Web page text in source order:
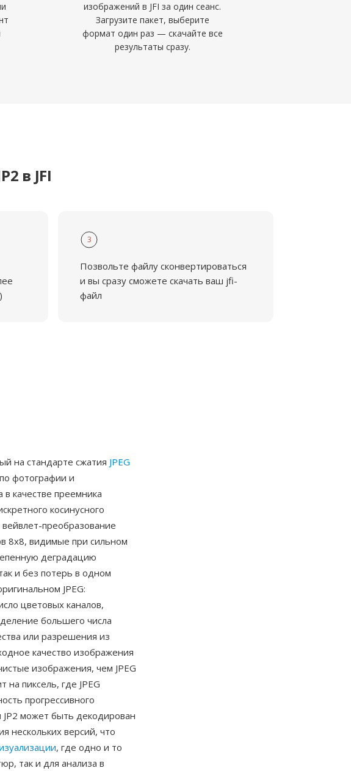
изображений в JFI за один сеанс.
Загрузите пакет, выберите
формат один раз — скачайте все
результаты сразу.
в JFI
3
Позвольте файлу сконвертироваться
и вы сразу сможете скачать ваш jfi-
файл
на стандарте сжатия JPEG
фотографии и
качестве преемника
косинусного
вейвлет-преобразование
8x8, видимые при сильном
деградацию
и без потерь в одном
JPEG:
цветовых каналов,
большего числа
или разрешения из
качество изображения
изображения, чем JPEG
пиксель, где JPEG
прогрессивного
может быть декодирован
нескольких версий, что
, где одно и то
так и для анализа в